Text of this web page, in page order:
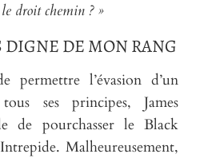
droit chemin ? »
DIGNE DE MON RANG
permettre l’évasion d’un
ses principes, James
de pourchasser le Black
Malheureusement,